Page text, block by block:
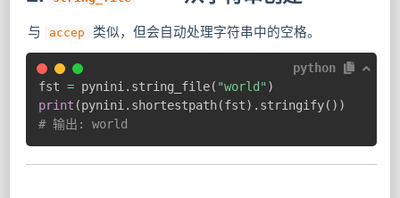
与 accep 类似，但会自动处理字符串中的空格。
python
fst = pynini . string_file( "world" )
print (pynini . shortestpath(fst) . stringify( ) )
# 输出: world